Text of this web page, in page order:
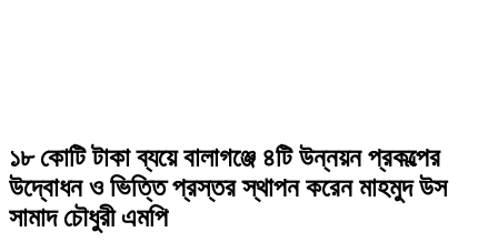
১৮ কোটি টাকা ব্যয়ে বালাগঞ্জে ৪টি উন্নয়ন প্রকল্পের
উদ্বোধন ও ভিত্তি প্রস্তর স্থাপন করেন মাহমুদ উস
সামাদ চৌধুরী এমপি